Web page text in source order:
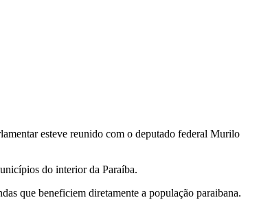
esteve reunido com o deputado federal Murilo
do interior da Paraíba.
que beneficiem diretamente a população paraibana.